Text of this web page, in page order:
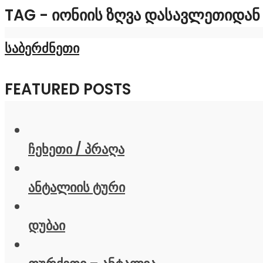
TAG - ᲘᲝᲜᲘᲘᲡ ᲖᲦᲕᲐ ᲓᲐᲡᲐᲕᲚᲔᲗᲘᲓᲐᲜ
საბერძნეთი
FEATURED POSTS
ჩეხეთი / პრაღა
ანტალიის ტური
დუბაი